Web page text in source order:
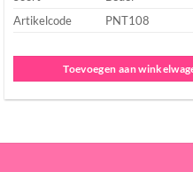
Artikelcode
PNT108
Toevoegen aan